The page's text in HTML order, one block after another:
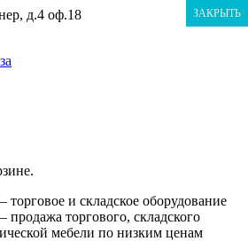
д.4 оф.18
и складское оборудование
торгового, складского
мебели по низким ценам
ЗАКРЫТЬ